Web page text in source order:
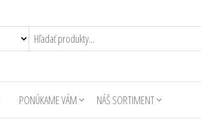
PONÚKAME VÁM NÁŠ SORTIMENT